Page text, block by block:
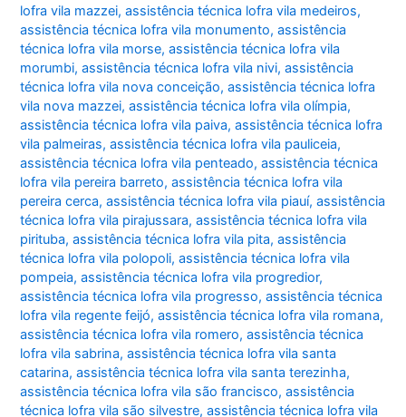
lofra vila mazzei,assistência técnica lofra vila medeiros,
assistência técnica lofra vila monumento,assistência
técnica lofra vila morse,assistência técnica lofra vila
morumbi,assistência técnica lofra vila nivi,assistência
técnica lofra vila nova conceição,assistência técnica lofra
vila nova mazzei,assistência técnica lofra vila olímpia,
assistência técnica lofra vila paiva,assistência técnica lofra
vila palmeiras,assistência técnica lofra vila pauliceia,
assistência técnica lofra vila penteado,assistência técnica
lofra vila pereira barreto,assistência técnica lofra vila
pereira cerca,assistência técnica lofra vila piauí,assistência
técnica lofra vila pirajussara,assistência técnica lofra vila
pirituba,assistência técnica lofra vila pita,assistência
técnica lofra vila polopoli,assistência técnica lofra vila
pompeia,assistência técnica lofra vila progredior,
assistência técnica lofra vila progresso,assistência técnica
lofra vila regente feijó,assistência técnica lofra vila romana,
assistência técnica lofra vila romero,assistência técnica
lofra vila sabrina,assistência técnica lofra vila santa
catarina,assistência técnica lofra vila santa terezinha,
assistência técnica lofra vila são francisco,assistência
técnica lofra vila são silvestre,assistência técnica lofra vila